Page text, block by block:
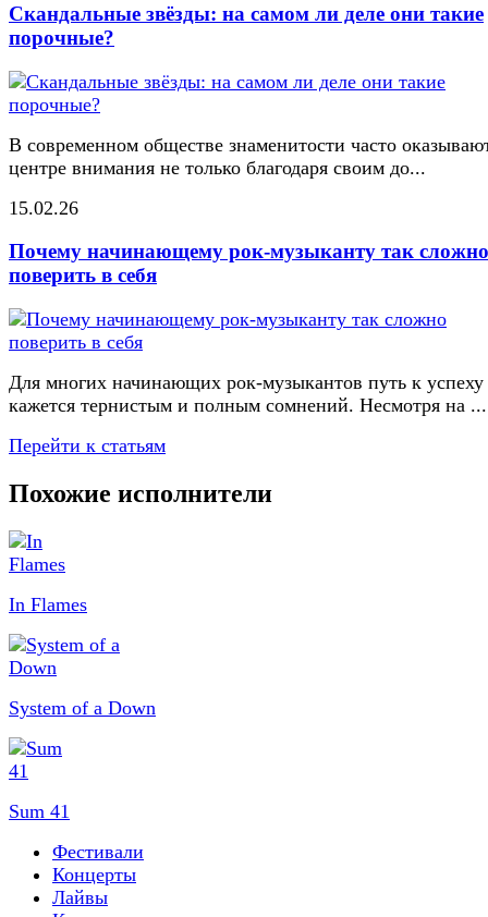
Скандальные звёзды: на самом ли деле они такие
порочные?
В современном обществе знаменитости часто
центре внимания не только благодаря своим до...
15.02.26
Почему начинающему рок-музыканту так сложно
поверить в себя
Для многих начинающих рок-музыкантов путь к успеху
кажется тернистым и полным сомнений. Несмотря на ...
Перейти к статьям
Похожие исполнители
In Flames
System of a Down
Sum 41
Фестивали
Концерты
Лайвы